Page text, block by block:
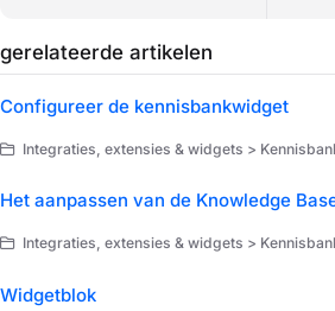
gerelateerde artikelen
Configureer de kennisbankwidget
Integraties, extensies & widgets > Kennisbankwidget >
Integraties, extensies & widgets > Kennisbankwidget >
Widgetblok